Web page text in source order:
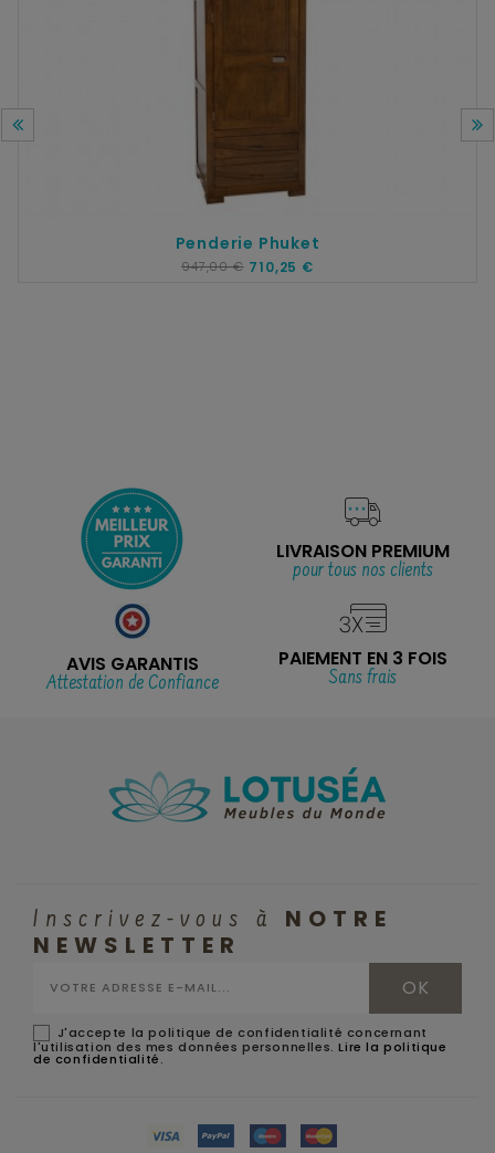
Penderie Phuket
947,00 € 710,25 €
LIVRAISON PREMIUM
pour tous nos clients
AVIS GARANTIS
Attestation de Confiance
PAIEMENT EN 3 FOIS
Sans frais
Inscrivez-vous à
NOTRE
NEWSLETTER
J'accepte la politique de confidentialité concernant
l'utilisation des mes données personnelles.Lire la politique
de confidentialité.